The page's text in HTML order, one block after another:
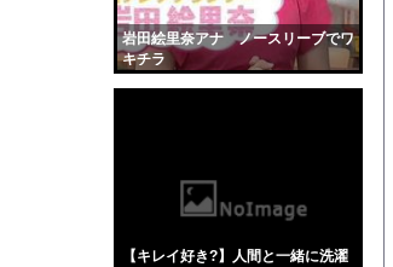
岩田絵里奈アナ ノースリーブでワ
キチラ
【キレイ好き?】人間と一緒に洗濯